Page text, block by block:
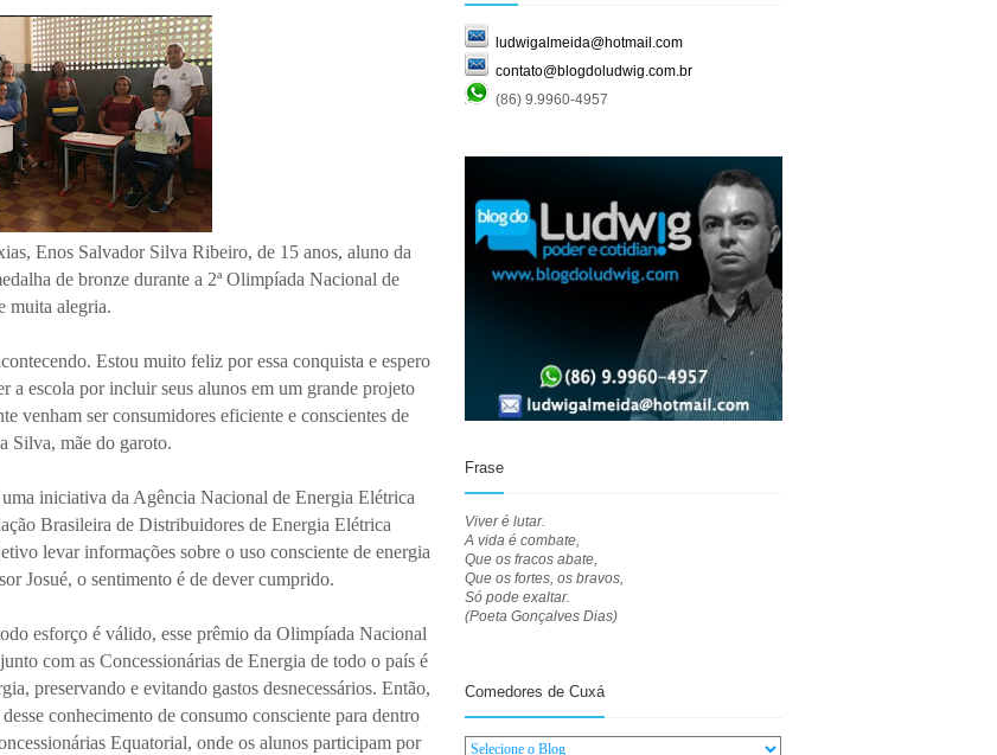
Enos Salvador Silva Ribeiro, de 15 anos, aluno da
de bronze durante a 2ª Olimpíada Nacional de
muita alegria.
Estou muito feliz por essa conquista e espero
a escola por incluir seus alunos em um grande projeto
venham ser consumidores eficiente e conscientes de
Silva, mãe do garoto.
iniciativa da Agência Nacional de Energia Elétrica
Brasileira de Distribuidores de Energia Elétrica
levar informações sobre o uso consciente de energia
Josué, o sentimento é de dever cumprido.
esforço é válido, esse prêmio da Olimpíada Nacional
com as Concessionárias de Energia de todo o país é
preservando e evitando gastos desnecessários. Então,
conhecimento de consumo consciente para dentro
Equatorial, onde os alunos participam por
ludwigalmeida@hotmail.com
contato@blogdoludwig.com.br
(86) 9.9960-4957
Frase
Viver é lutar.
A vida é combate,
Que os fracos abate,
Que os fortes, os bravos,
Só pode exaltar.
(Poeta Gonçalves Dias)
Comedores de Cuxá